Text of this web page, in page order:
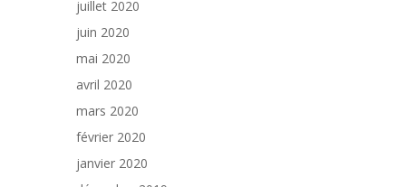
juillet 2020
juin 2020
mai 2020
avril 2020
mars 2020
février 2020
janvier 2020